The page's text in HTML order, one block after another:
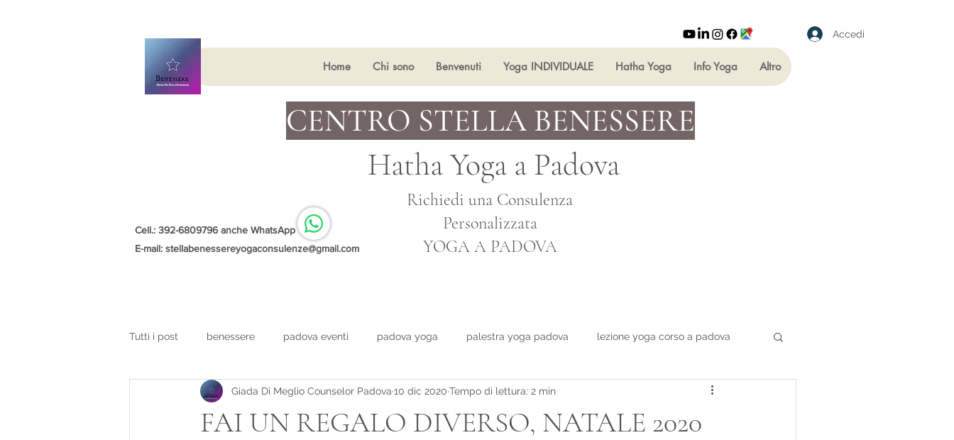
Accedi
Home Chi sono Benvenuti Yoga INDIVIDUALE Hatha Yoga Info Yoga Altro
CENTRO STELLA BENESSERE
Hatha Yoga a Padova
Cell.: 392-6809796 anche WhatsApp
Richiedi una Consulenza
Personalizzata
YOGA A PADOVA
E-mail: stellabenessereyogaconsulenze@gmail.com
Tutti i post benessere padova eventi padova yoga palestra yoga padova lezione yoga corso a padova
salute e benessere padova consulenza padova salute
FAI UN REGALO DIVERSO, NATALE 2020
Giada Di Meglio Counselor Padova 10 dic 2020 Tempo di lettura: 2 min